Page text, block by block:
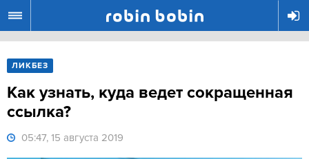
ЛИКБЕЗ
Как узнать, куда ведет сокращенная
ссылка?
05:47, 15 августа 2019